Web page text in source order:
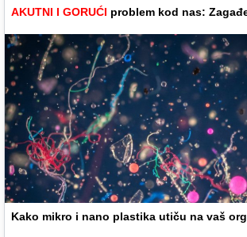
AKUTNI I GORUĆI problem kod nas:
Kako mikro i nano plastika utiču na vaš